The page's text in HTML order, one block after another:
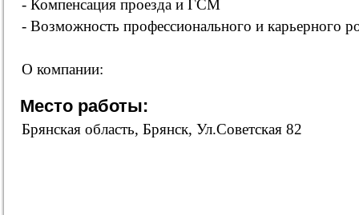
- Компенсация проезда и ГСМ
- Возможность профессионального и карьерного
О компании:
Место работы:
Брянская область, Брянск, Ул.Советская 82